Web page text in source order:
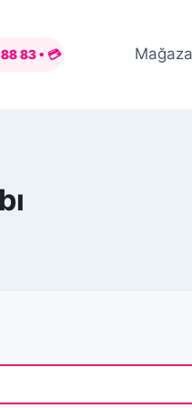
PayTR ile Güvenli Ödeme •
Mağaza